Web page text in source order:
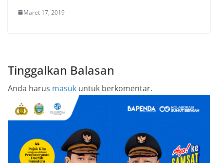
Maret 17, 2019
Tinggalkan Balasan
Anda harus masuk untuk berkomentar.